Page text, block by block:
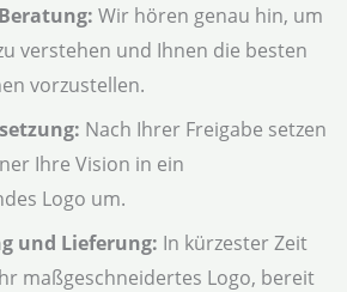
Wir hören genau hin, um
verstehen und Ihnen die besten
vorzustellen.
Nach Ihrer Freigabe setzen
Ihre Vision in ein
Logo um.
und Lieferung: In kürzester Zeit
maßgeschneidertes Logo, bereit